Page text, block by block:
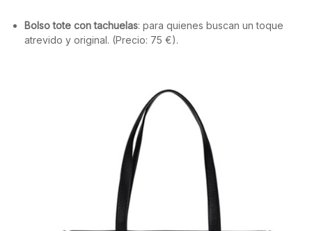
Bolso tote con tachuelas: para quienes buscan un toque
atrevido y original. (Precio: 75 €).